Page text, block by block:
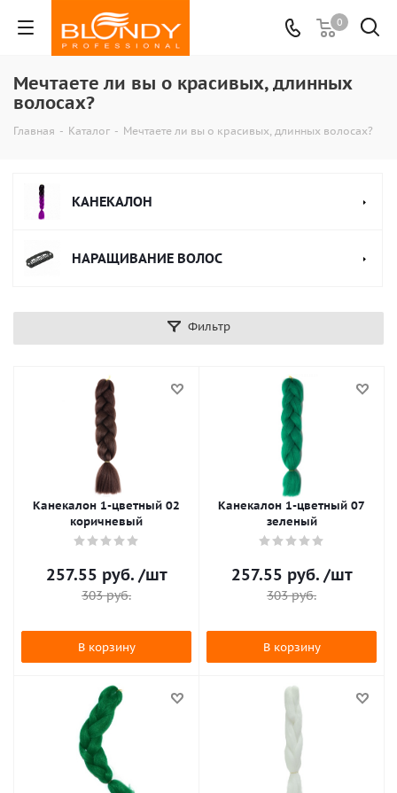
0
Мечтаете ли вы о красивых, длинных
волосах?
Главная - Каталог - Мечтаете ли вы о красивых, длинных волосах?
КАНЕКАЛОН
НАРАЩИВАНИЕ ВОЛОС
Фильтр
Канекалон 1-цветный 02
коричневый
257.55 руб. /шт
303руб.
В корзину
Канекалон 1-цветный 07
зеленый
257.55 руб. /шт
303руб.
В корзину